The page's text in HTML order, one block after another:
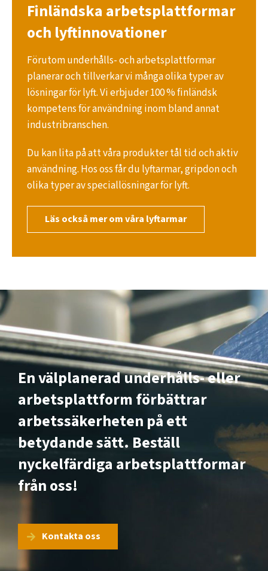
Finländska arbetsplattformar
och lyftinnovationer
Förutom underhålls- och arbetsplattformar
planerar och tillverkar vi många olika typer av
lösningar för lyft. Vi erbjuder 100 % finländsk
kompetens för användning inom bland annat
industribranschen.
Du kan lita på att våra produkter tål tid och aktiv
användning. Hos oss får du lyftarmar, gripdon och
olika typer av speciallösningar för lyft.
Läs också mer om våra lyftarmar
En välplanerad underhålls- eller
arbetsplattform förbättrar
arbetssäkerheten på ett
betydande sätt. Beställ
nyckelfärdiga arbetsplattformar
från oss!
Kontakta oss